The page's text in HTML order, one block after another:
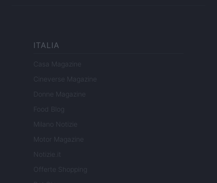
ITALIA
Casa Magazine
Cineverse Magazine
Donne Magazine
Food Blog
Milano Notizie
Motor Magazine
Notizie.it
Offerte Shopping